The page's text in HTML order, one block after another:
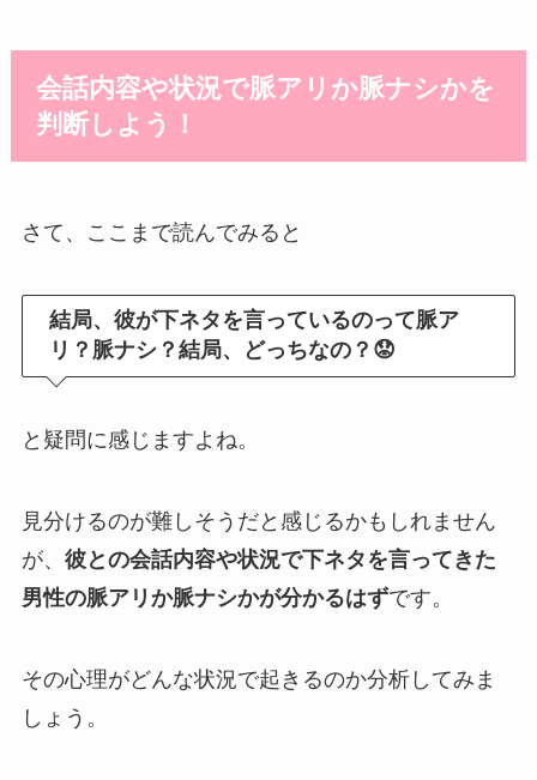
会話内容や状況で脈アリか脈ナシかを
判断しよう！
さて、ここまで読んでみると
結局、彼が下ネタを言っているのって脈ア
リ？脈ナシ？結局、どっちなの？😟
と疑問に感じますよね。
見分けるのが難しそうだと感じるかもしれません
が、 彼との会話内容や状況で下ネタを言ってきた
男性の脈アリか脈ナシかが分かるはずです。
その心理がどんな状況で起きるのか分析してみま
しょう。